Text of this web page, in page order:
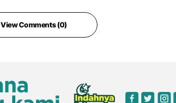
View Comments (0)